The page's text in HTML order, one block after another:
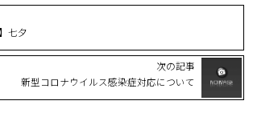
七夕
次の記事
新型コロナウイルス感染症対応について